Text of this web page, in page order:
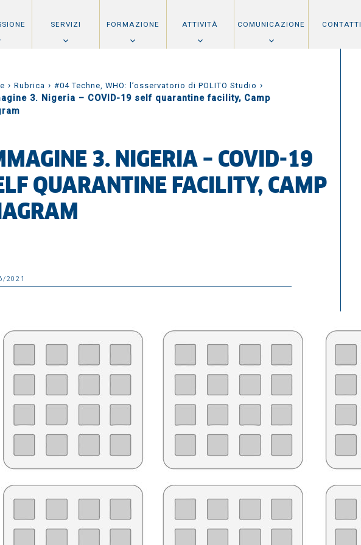
SERVIZI FORMAZIONE ATTIVITÀ COMUNICAZIONE CONTATTI
› Rubrica › #04 Techne, WHO: l’osservatorio di POLITO Studio ›
3. Nigeria – COVID-19 self quarantine facility, Camp
3. NIGERIA – COVID-19
QUARANTINE FACILITY, CAMP
2021